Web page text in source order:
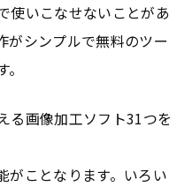
使いこなせないことがあ
がシンプルで無料のツー
る画像加工ソフト31つを
がことなります。いろい